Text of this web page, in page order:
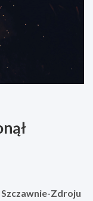
Zdroju